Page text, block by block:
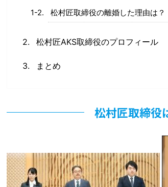
松村匠取締役の離婚した理由は？
松村匠AKS取締役のプロフィール
まとめ
松村匠取締役